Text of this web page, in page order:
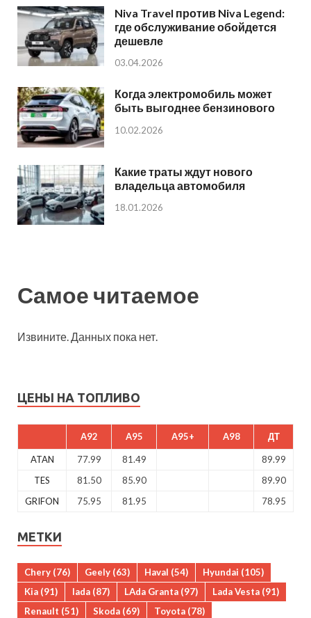
Niva Travel против Niva Legend:
где обслуживание обойдется
дешевле
03.04.2026
Когда электромобиль может
быть выгоднее бензинового
10.02.2026
Какие траты ждут нового
владельца автомобиля
18.01.2026
Самое читаемое
Извините. Данных пока нет.
ЦЕНЫ НА ТОПЛИВО
A92 A95 A95+ A98 ДТ
ATAN 77.99 81.49
89.99
TES
81.50 85.90
89.90
GRIFON
75.95 81.95 78.95
МЕТКИ
Chery (76) Geely (63) Haval (54) Hyundai (105)
Kia (91) lada (87) LAda Granta (97) Lada Vesta (91)
Renault (51) Skoda (69) Toyota (78)